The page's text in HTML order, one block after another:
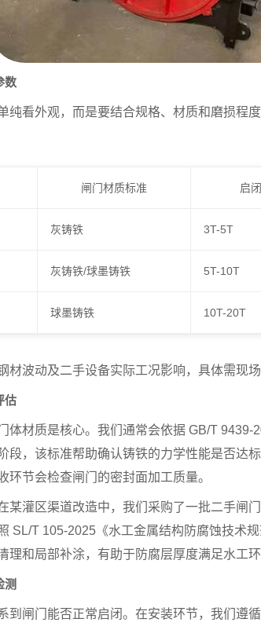
数
纯看外观，而是要结合规格、材质和磨损程
闸门材质标准 启
灰铸铁 3T-5T
灰铸铁/球墨铸铁 5T-10T
球墨铸铁 10T-20T
材波动及二手设备实际工况影响，具体需现场
估
体材质是核心。我们通常会依据 GB/T
段，该标准帮助确认铸铁的力学性能是否达
环节会检查闸门的密封面加工质量。
某灌区渠道改造中，我们采购了一批二手闸
SL/T 105-2025《水工金属结构防腐蚀技术
理和局部补涂，有助于防腐层厚度满足水工
测
到闸门能否正常启闭。在安装环节，我们遵